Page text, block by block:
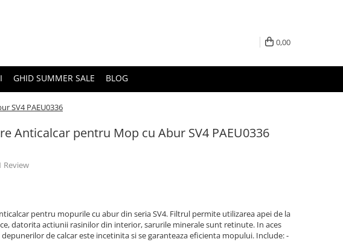
0,00
GHID SUMMER SALE BLOG
SV4 PAEU0336
Anticalcar pentru Mop cu Abur SV4 PAEU0336
Review
pentru mopurile cu abur din seria SV4. Filtrul permite utilizarea apei de la
datorita actiunii rasinilor din interior, sarurile minerale sunt retinute. In aces
de calcar este incetinita si se garanteaza eficienta mopului. Include: -